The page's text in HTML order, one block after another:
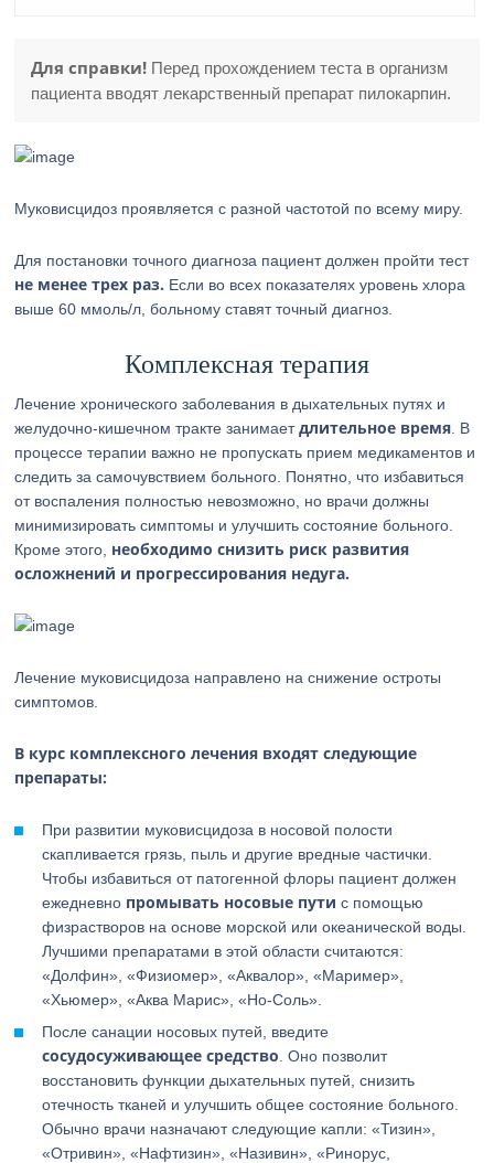
Для справки! Перед прохождением теста в организм
пациента вводят лекарственный препарат пилокарпин.
Муковисцидоз проявляется с разной частотой по всему миру.
Для постановки точного диагноза пациент должен пройти тест
не менее трех раз. Если во всех показателях уровень хлора
выше 60 ммоль/л, больному ставят точный диагноз.
Комплексная терапия
Лечение хронического заболевания в дыхательных путях и
желудочно-кишечном тракте занимаетдлительное время . В
процессе терапии важно не пропускать прием медикаментов и
следить за самочувствием больного. Понятно, что избавиться
от воспаления полностью невозможно, но врачи должны
минимизировать симптомы и улучшить состояние больного.
Кроме этого, необходимо снизить риск развития
осложнений и прогрессирования недуга.
Лечение муковисцидоза направлено на снижение остроты
симптомов.
В курс комплексного лечения входят следующие
препараты:
При развитии муковисцидоза в носовой полости
скапливается грязь, пыль и другие вредные частички.
Чтобы избавиться от патогенной флоры пациент должен
ежедневно промывать носовые пути с помощью
физрастворов на основе морской или океанической воды.
Лучшими препаратами в этой области считаются:
«Долфин», «Физиомер», «Аквалор», «Маример»,
«Хьюмер», «Аква Марис», «Но-Соль».
После санации носовых путей, введите
сосудосуживающее средство . Оно позволит
восстановить функции дыхательных путей, снизить
отечность тканей и улучшить общее состояние больного.
Обычно врачи назначают следующие капли: «Тизин»,
«Отривин», «Нафтизин», «Називин», «Ринорус,